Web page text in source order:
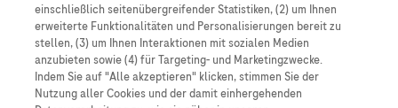
Onkologe Overseas
Onkologie-
Podcast aus
einschließlich seitenübergreifender Statistiken, (2) um Ihnen
erweiterte Funktionalitäten und Personalisierungen bereit zu
stellen, (3) um Ihnen Interaktionen mit sozialen Medien
anzubieten sowie (4) für Targeting- und Marketingzwecke.
Indem Sie auf "Alle akzeptieren" klicken, stimmen Sie der
Nutzung aller Cookies und der damit einhergehenden